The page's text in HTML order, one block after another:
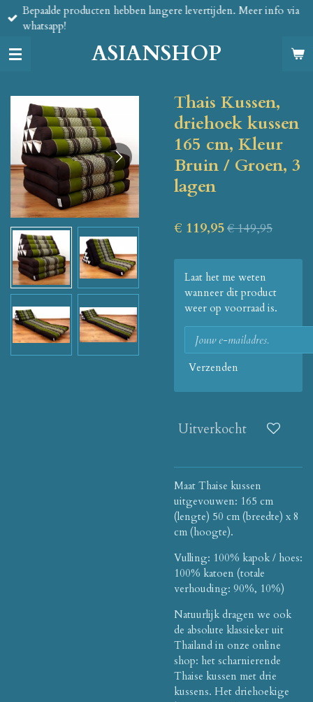
Ga
direct
de
ASIANSHOP
Bepaalde producten hebben langere levertijden. Meer info via
whatsapp!
Thais Kussen,
driehoek kussen
165 cm, Kleur
Bruin / Groen, 3
lagen
€ 119,95€ 149,95
Laat het me weten
wanneer dit product
weer op voorraad is.
Verzenden
Uitverkocht
Maat Thaise kussen
uitgevouwen: 165 cm
(lengte) 50 cm (breedte) x 8
cm (hoogte).
Vulling: 100% kapok / hoes:
100% katoen (totale
verhouding: 90%, 10%)
Natuurlijk dragen we ook
de absolute klassieker uit
Thailand in onze online
shop: het scharnierende
Thaise kussen met drie
kussens. Het driehoekige